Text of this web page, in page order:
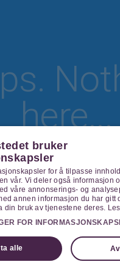
here...
Go Home
bruker
for å tilpasse
vår. Vi deler også informasjon
våre annonserings- og
annen informasjon du har gitt
din bruk av tjenestene deres.
FOR
alle